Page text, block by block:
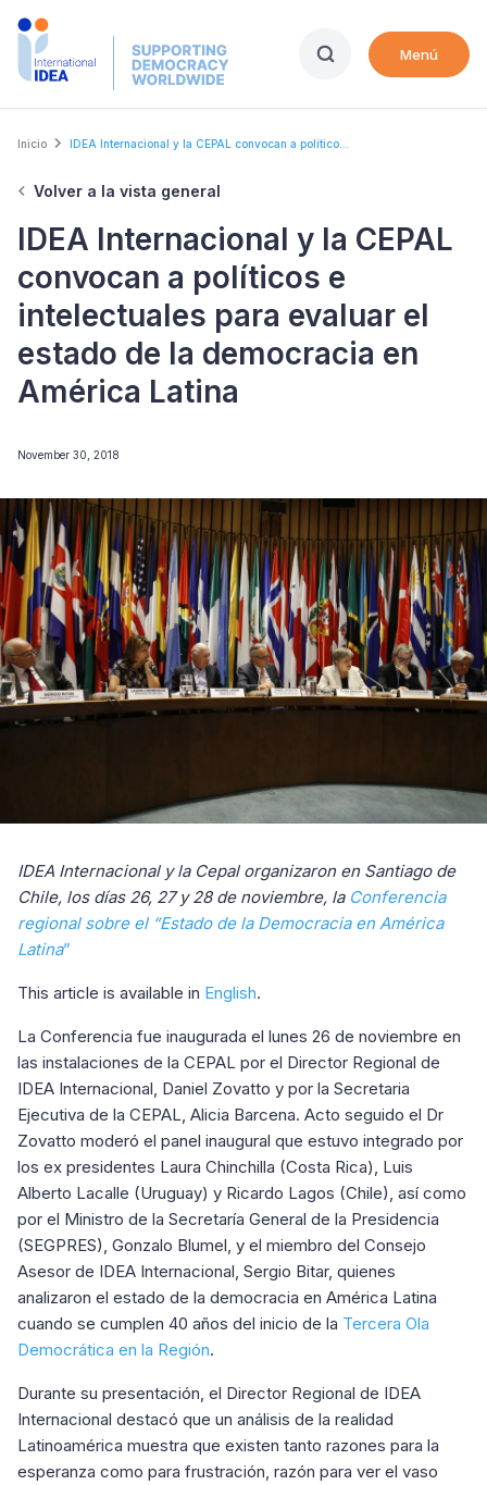
Skip
Menú
Breadcrumb
Inicio IDEA Internacional y la CEPAL convocan a político...
Volver a la vista general
IDEA Internacional y la CEPAL
convocan a políticos e
intelectuales para evaluar el
estado de la democracia en
América Latina
November 30, 2018
IDEA Internacional y la Cepal organizaron en Santiago de
Chile, los días 26, 27 y 28 de noviembre, la Conferencia
regional sobre el “Estado de la Democracia en América
Latina”
This article is available in English.
La Conferencia fue inaugurada el lunes 26 de noviembre en
las instalaciones de la CEPAL por el Director Regional de
IDEA Internacional, Daniel Zovatto y por la Secretaria
Ejecutiva de la CEPAL, Alicia Barcena. Acto seguido el Dr
Zovatto moderó el panel inaugural que estuvo integrado por
los ex presidentes Laura Chinchilla (Costa Rica), Luis
Alberto Lacalle (Uruguay) y Ricardo Lagos (Chile), así como
por el Ministro de la Secretaría General de la Presidencia
(SEGPRES), Gonzalo Blumel, y el miembro del Consejo
Asesor de IDEA Internacional, Sergio Bitar, quienes
analizaron el estado de la democracia en América Latina
cuando se cumplen 40 años del inicio de la Tercera Ola
Democrática en la Región.
Durante su presentación, el Director Regional de IDEA
Internacional destacó que un análisis de la realidad
Latinoamérica muestra que existen tanto razones para la
esperanza como para frustración, razón para ver el vaso